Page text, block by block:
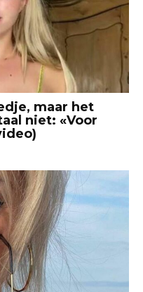
maar het
niet: «Voor